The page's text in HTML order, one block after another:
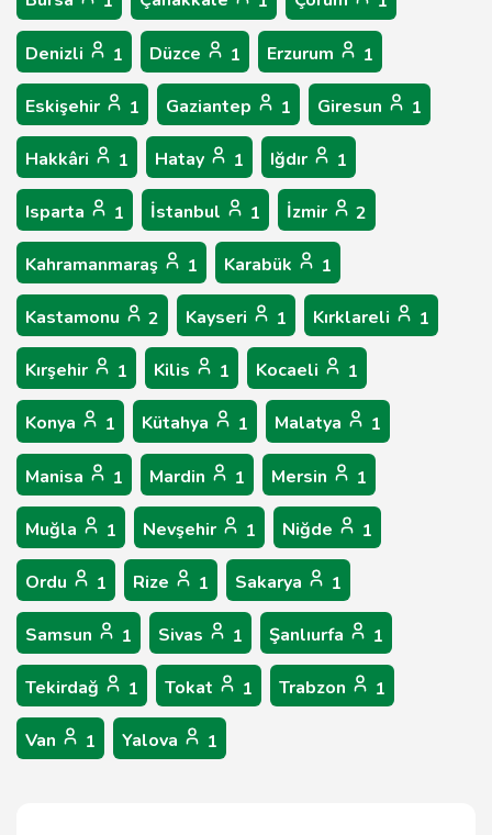
Denizli 1 Düzce 1 Erzurum 1
Eskişehir 1 Gaziantep 1 Giresun 1
Hakkâri 1 Hatay 1 Iğdır 1
Isparta 1 İstanbul 1 İzmir 2
Kahramanmaraş 1 Karabük 1
Kastamonu 2 Kayseri 1 Kırklareli 1
Kırşehir 1 Kilis 1 Kocaeli 1
Konya 1 Kütahya 1 Malatya 1
Manisa 1 Mardin 1 Mersin 1
Muğla 1 Nevşehir 1 Niğde 1
Ordu 1 Rize 1 Sakarya 1
Samsun 1 Sivas 1 Şanlıurfa 1
Tekirdağ 1 Tokat 1 Trabzon 1
Van 1 Yalova 1